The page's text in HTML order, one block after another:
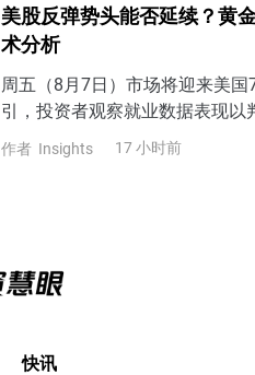
公布7月非农就业报告。从
美股反弹势头能否延续？黄
术分析
周五（8月7日）市场将迎来美
引，投资者观察就业数据表现以
7月非农表现疲软，美联储9月
预期，那么市场或将提高9月加
作者 Insights 17 小时前
快讯